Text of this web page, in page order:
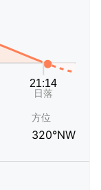
方位
320°NW